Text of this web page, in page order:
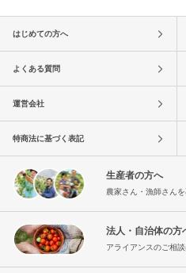
はじめての方へ
よくある質問
運営会社
特商法に基づく表記
生産者の方へ
農家さん・漁師さん
法人・自治体の方
アライアンスのご相